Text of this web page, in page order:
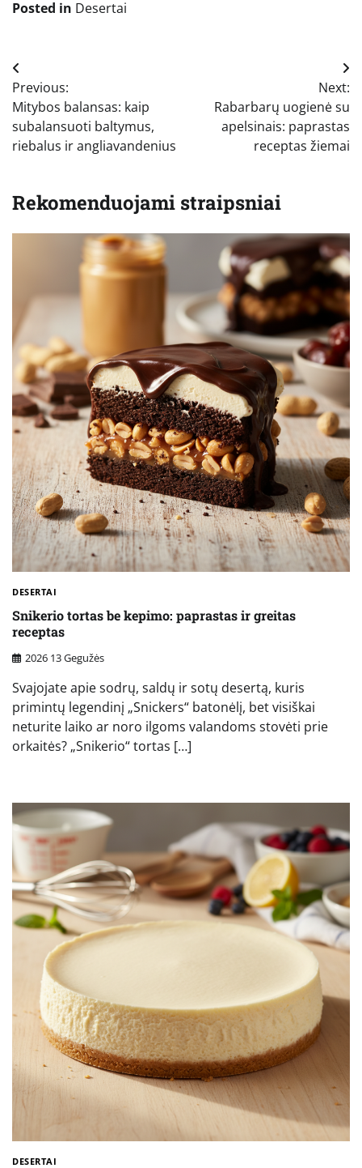
Posted in Desertai
Navigacija
tarp
įrašų
Previous:
Mitybos balansas: kaip
subalansuoti baltymus,
riebalus ir angliavandenius
Next:
Rabarbarų uogienė su
apelsinais: paprastas
receptas žiemai
Rekomenduojami straipsniai
DESERTAI
Snikerio tortas be kepimo: paprastas ir greitas
receptas
2026 13 Gegužės
Svajojate apie sodrų, saldų ir sotų desertą, kuris
primintų legendinį „Snickers“ batonėlį, bet visiškai
neturite laiko ar noro ilgoms valandoms stovėti prie
orkaitės? „Snikerio“ tortas […]
DESERTAI